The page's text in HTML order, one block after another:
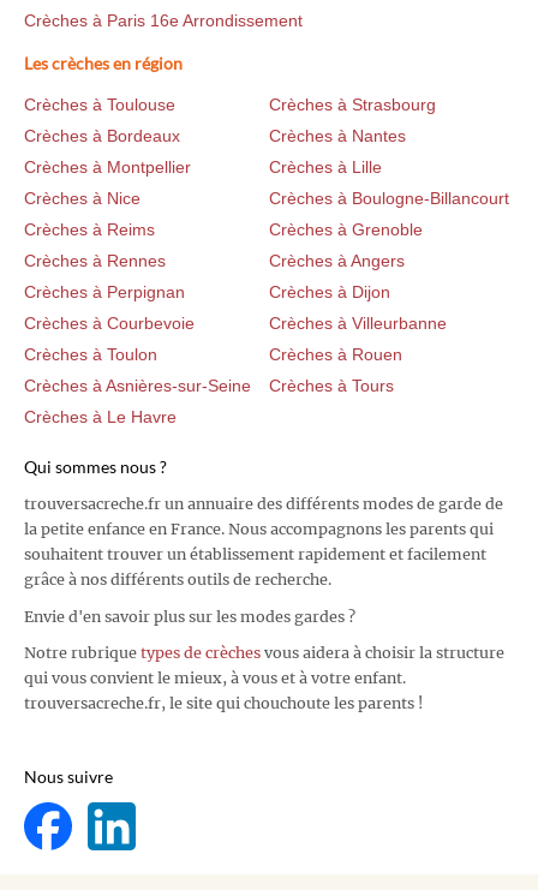
Crèches à Paris 16e Arrondissement
Les crèches en région
Crèches à Toulouse
Crèches à Strasbourg
Crèches à Bordeaux
Crèches à Nantes
Crèches à Montpellier
Crèches à Lille
Crèches à Nice
Crèches à Boulogne-Billancourt
Crèches à Reims
Crèches à Grenoble
Crèches à Rennes
Crèches à Angers
Crèches à Perpignan
Crèches à Dijon
Crèches à Courbevoie
Crèches à Villeurbanne
Crèches à Toulon
Crèches à Rouen
Crèches à Asnières-sur-Seine
Crèches à Tours
Crèches à Le Havre
Qui sommes nous ?
trouversacreche.fr un annuaire des différents modes de garde de
la petite enfance en France. Nous accompagnons les parents qui
souhaitent trouver un établissement rapidement et facilement
grâce à nos différents outils de recherche.
Envie d'en savoir plus sur les modes gardes ?
Notre rubrique types de crèches vous aidera à choisir la structure
qui vous convient le mieux, à vous et à votre enfant.
trouversacreche.fr, le site qui chouchoute les parents !
Nous suivre